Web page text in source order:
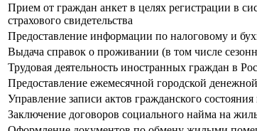
Прием от граждан анкет в целях регистрации в
страхового свидетельства
Предоставление информации по налоговому и
Выдача справок о проживании (в том числе
Трудовая деятельность иностранных граждан в
Предоставление ежемесячной городской
Управление записи актов гражданского
Заключение договоров социального найма на